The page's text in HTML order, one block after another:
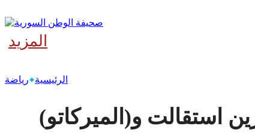
المزيد
الأخبار:‬
الرئيسية رياضة
استقالت و(الميركاتو)